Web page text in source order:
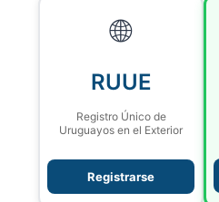
🌐
RUUE
Registro Único de
Uruguayos en el Exterior
Registrarse